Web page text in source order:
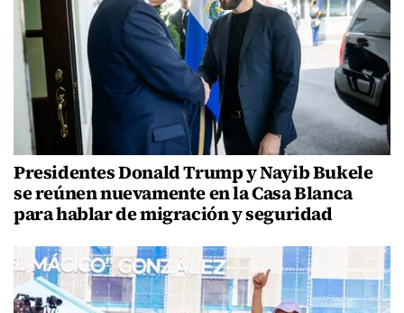
Presidentes Donald Trump y Nayib Bukele
se reúnen nuevamente en la Casa Blanca
para hablar de migración y seguridad